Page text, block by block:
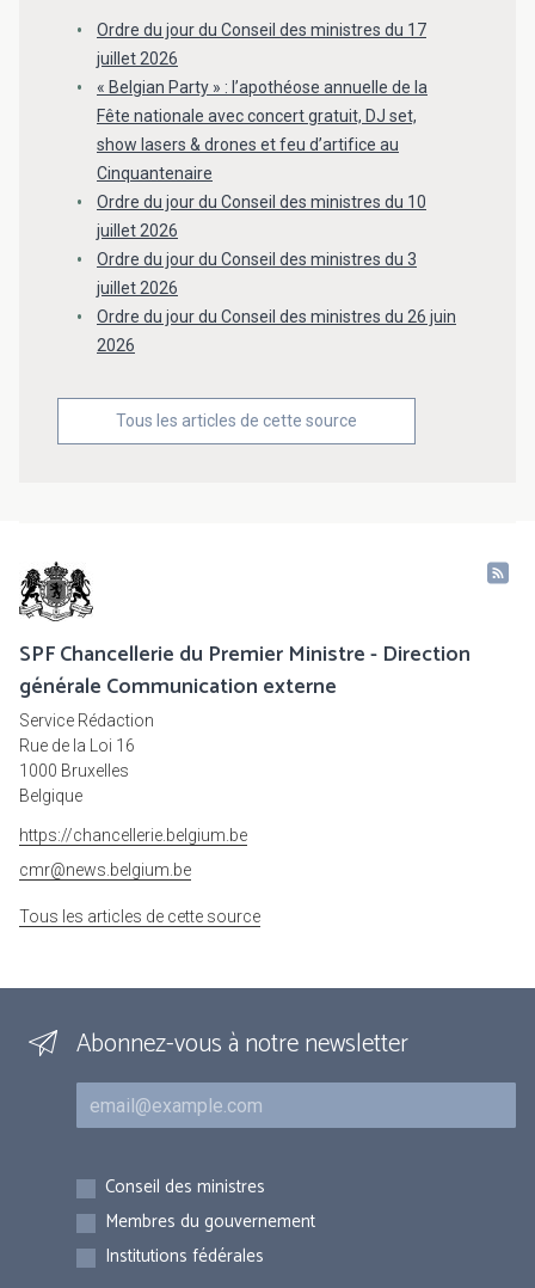
Ordre du jour du Conseil des ministres du 17
juillet 2026
« Belgian Party » : l’apothéose annuelle de la
Fête nationale avec concert gratuit, DJ set,
show lasers & drones et feu d’artifice au
Cinquantenaire
Ordre du jour du Conseil des ministres du 10
juillet 2026
Ordre du jour du Conseil des ministres du 3
juillet 2026
Ordre du jour du Conseil des ministres du 26 juin
2026
Tous les articles de cette source
SPF Chancellerie du Premier Ministre - Direction
générale Communication externe
Service Rédaction
Rue de la Loi 16
1000 Bruxelles
Belgique
https://chancellerie.belgium.be
cmr@news.belgium.be
Tous les articles de cette source
Abonnez-vous à notre newsletter
Courriel
Inscriptions
Conseil des ministres
Membres du gouvernement
Institutions fédérales